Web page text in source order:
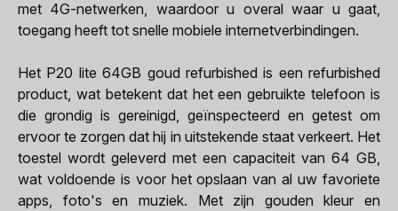
met 4G-netwerken, waardoor u overal waar u gaat,
toegang heeft tot snelle mobiele internetverbindingen.
Het P20 lite 64GB goud refurbished is een refurbished
product, wat betekent dat het een gebruikte telefoon is
die grondig is gereinigd, geïnspecteerd en getest om
ervoor te zorgen dat hij in uitstekende staat verkeert. Het
toestel wordt geleverd met een capaciteit van 64 GB,
wat voldoende is voor het opslaan van al uw favoriete
apps, foto's en muziek. Met zijn gouden kleur en